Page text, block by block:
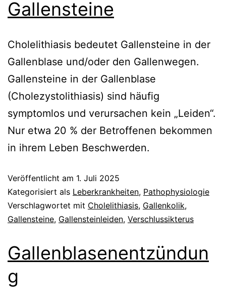
Gallensteine
Cholelithiasis bedeutet Gallensteine in der
Gallenblase und/oder den Gallenwegen.
Gallensteine in der Gallenblase
(Cholezystolithiasis) sind häufig
symptomlos und verursachen kein „Leiden“.
Nur etwa 20 % der Betroffenen bekommen
in ihrem Leben Beschwerden.
Veröffentlicht am 1. Juli 2025
Kategorisiert als Leberkrankheiten, Pathophysiologie
Verschlagwortet mit Cholelithiasis, Gallenkolik,
Gallensteine, Gallensteinleiden, Verschlussikterus
Gallenblasenentzündun
g